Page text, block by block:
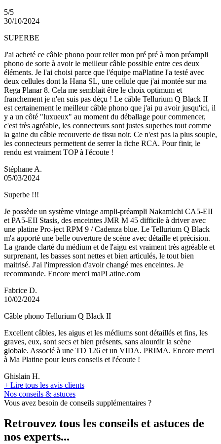
5/5
30/10/2024
SUPERBE
J'ai acheté ce câble phono pour relier mon pré pré à mon préampli
phono de sorte à avoir le meilleur câble possible entre ces deux
éléments. Je l'ai choisi parce que l'équipe maPlatine l'a testé avec
deux cellules dont la Hana SL, une cellule que j'ai montée sur ma
Rega Planar 8. Cela me semblait être le choix optimum et
franchement je n'en suis pas déçu ! Le câble Tellurium Q Black II
est certainement le meilleur câble phono que j'ai pu avoir jusqu'ici, il
y a un côté "luxueux" au moment du déballage pour commencer,
c'est très agréable, les connecteurs sont justes superbes tout comme
la gaine du câble recouverte de tissu noir. Ce n'est pas la plus souple,
les connecteurs permettent de serrer la fiche RCA. Pour finir, le
rendu est vraiment TOP à l'écoute !
Stéphane A.
05/03/2024
Superbe !!!
Je possède un système vintage ampli-préampli Nakamichi CA5-EII
et PA5-EII Stasis, des enceintes JMR M 45 difficile à driver avec
une platine Pro-ject RPM 9 / Cadenza blue. Le Tellurium Q Black
m'a apporté une belle ouverture de scène avec détaille et précision.
La grande clarté du médium et de l'aigu est vraiment très agréable et
surprenant, les basses sont nettes et bien articulés, le tout bien
maitrisé. J'ai l'impression d'avoir changé mes enceintes. Je
recommande. Encore merci maPLatine.com
Fabrice D.
10/02/2024
Câble phono Tellurium Q Black II
Excellent câbles, les aigus et les médiums sont détaillés et fins, les
graves, eux, sont secs et bien présents, sans alourdir la scène
globale. Associé à une TD 126 et un VIDA. PRIMA. Encore merci
à Ma Platine pour leurs conseils et l'écoute !
Ghislain H.
+ Lire tous les avis clients
Nos conseils & astuces
Vous avez besoin de conseils supplémentaires ?
Retrouvez tous les conseils et astuces de
nos experts...